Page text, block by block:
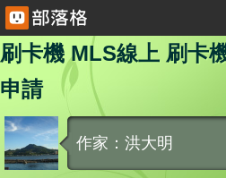
刷卡機 MLS線上 刷卡
申請
作家：洪大明